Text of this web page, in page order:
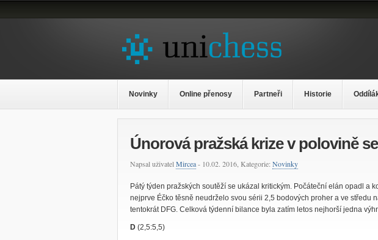
Novinky Online přenosy Partneři Historie
Únorová pražská krize v polovině
Napsal uživatel Mircea- 10.02. 2016, Kategorie: Novinky
Pátý týden pražských soutěží se ukázal kritickým. Počáteční elán opadl a
nejprve Éčko těsně neudrželo svou sérii 2,5 bodových proher a ve středu
tentokrát DFG. Celková týdenní bilance byla zatím letos nejhorší jedna
D (2,5:5,5)